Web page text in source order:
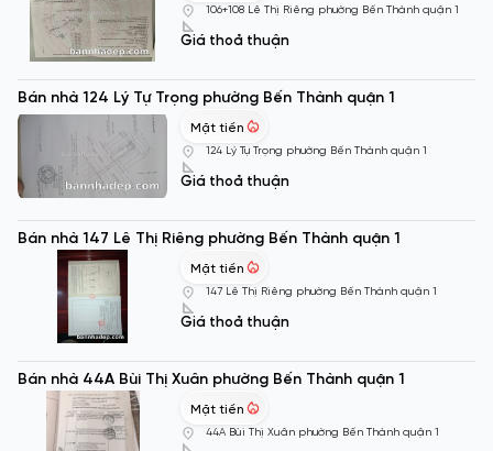
106+108 Lê Thị Riêng phường Bến Thành quận 1
Giá thoả thuận
Bán nhà 124 Lý Tự Trọng phường Bến Thành quận 1
Mặt tiền
124 Lý Tự Trọng phường Bến Thành quận 1
Giá thoả thuận
Bán nhà 147 Lê Thị Riêng phường Bến Thành quận 1
Mặt tiền
147 Lê Thị Riêng phường Bến Thành quận 1
Giá thoả thuận
Bán nhà 44A Bùi Thị Xuân phường Bến Thành quận 1
Mặt tiền
44A Bùi Thị Xuân phường Bến Thành quận 1